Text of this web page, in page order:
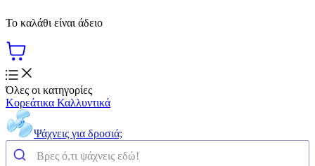
Το καλάθι είναι άδειο
Όλες οι κατηγορίες
Κορεάτικα Καλλυντικά
Ψάχνεις για δροσιά;